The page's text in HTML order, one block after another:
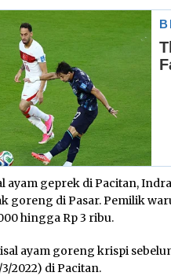
ayam geprek di Pacitan,
goreng di Pasar. Pemilik
hingga Rp 3 ribu.
ayam goreng krispi
2022) di Pacitan.